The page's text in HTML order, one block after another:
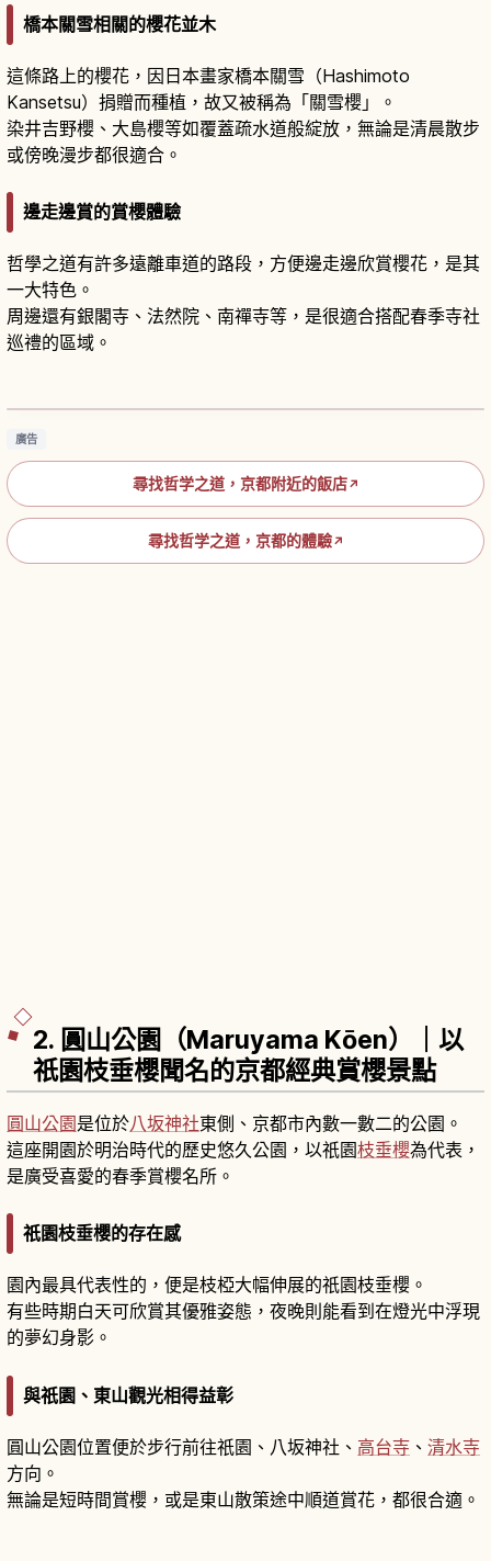
橋本關雪相關的櫻花並木
這條路上的櫻花，因日本畫家橋本關雪（Hashimoto
Kansetsu）捐贈而種植，故又被稱為「關雪櫻」。
染井吉野櫻、大島櫻等如覆蓋疏水道般綻放，無論是清晨散步
或傍晚漫步都很適合。
邊走邊賞的賞櫻體驗
哲學之道有許多遠離車道的路段，方便邊走邊欣賞櫻花，是其
一大特色。
周邊還有銀閣寺、法然院、南禪寺等，是很適合搭配春季寺社
巡禮的區域。
京都哲學之道散步指南｜從銀閣寺走到南禪寺的
廣告
尋找哲学之道，京都附近的飯店↗
尋找哲学之道，京都的體驗↗
2. 圓山公園（Maruyama Kōen）｜以
祇園枝垂櫻聞名的京都經典賞櫻景點
圓山公園是位於八坂神社東側、京都市內數一數二的公園。
這座開園於明治時代的歷史悠久公園，以祇園枝垂櫻為代表，
是廣受喜愛的春季賞櫻名所。
祇園枝垂櫻的存在感
園內最具代表性的，便是枝椏大幅伸展的祇園枝垂櫻。
有些時期白天可欣賞其優雅姿態，夜晚則能看到在燈光中浮現
的夢幻身影。
與祇園、東山觀光相得益彰
圓山公園位置便於步行前往祇園、八坂神社、 高台寺 、 清水寺
方向。
無論是短時間賞櫻，或是東山散策途中順道賞花，都很合適。
京都圓山公園攻略｜「祇園夜櫻」枝垂櫻與東山